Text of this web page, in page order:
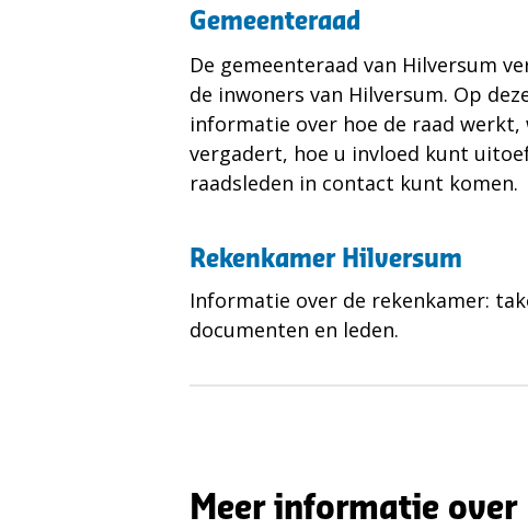
Gemeenteraad
De gemeenteraad van Hilversum
de inwoners van Hilversum. Op
informatie over hoe de raad werkt,
vergadert, hoe u invloed kunt
raadsleden in contact kunt komen.
Rekenkamer Hilversum
Informatie over de rekenkamer:
documenten en leden.
Meer informatie over